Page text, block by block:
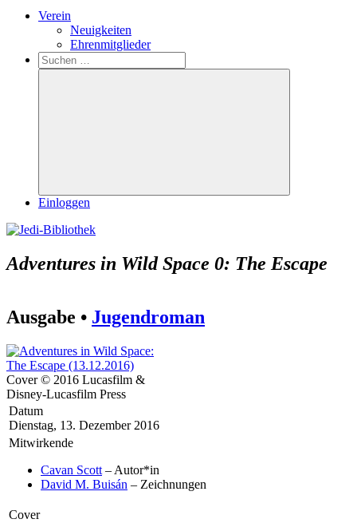
Verein
Neuigkeiten
Ehrenmitglieder
Search
Suchen
nach:
Suchen
Einloggen
Adventures in Wild Space 0: The Escape
Ausgabe • Jugendroman
Cover © 2016 Lucasfilm &
Disney-Lucasfilm Press
Datum
Dienstag, 13. Dezember 2016
Mitwirkende
Cavan Scott – Autor*in
David M. Buisán – Zeichnungen
Cover